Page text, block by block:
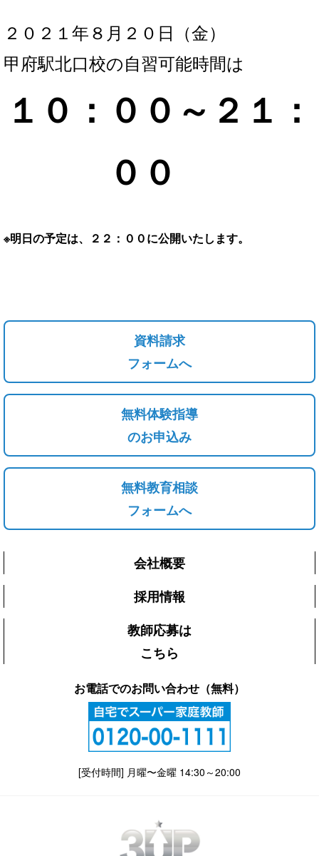
２０２１年８月２０ 日（金）
甲府駅北口校の自習可能時間は
１０：００～２１：
０ ０
※明日の予定は、２２：００に公開いたします。
資料請求
フォームへ
無料体験指導
のお申込み
無料教育相談
フォームへ
会社概要
採用情報
教師応募は
こちら
お電話でのお問い合わせ（無料）
[受付時間] 月曜〜金曜 14:30～20:00